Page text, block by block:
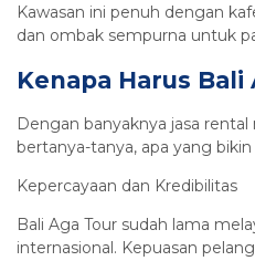
Kawasan ini penuh dengan
dan ombak sempurna untuk
Kenapa Harus Bali
Dengan banyaknya jasa
bertanya-tanya, apa yang bikin
Kepercayaan dan Kredibilitas
Bali Aga Tour sudah lama
internasional. Kepuasan